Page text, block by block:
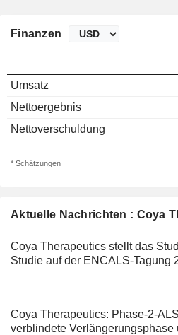
Aktuelle Nachrichten : Coya
Coya Therapeutics stellt das
Studie auf der ENCALS-Tagung
Coya Therapeutics: Phase-2-
verblindete Verlängerungsphase
Finanzen
Umsatz
Nettoergebnis
Nettoverschuldung
* Schätzungen